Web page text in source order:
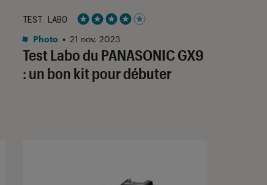
Test Labo du PANASONIC GX9
: un bon kit pour débuter
TEST LABO
Noté 4 étoiles sur 5
Photo • 21 nov. 2023